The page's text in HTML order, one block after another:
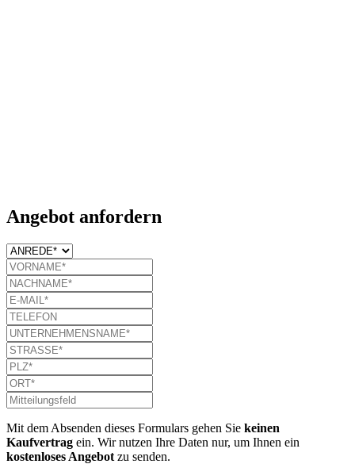
Angebot anfordern
Mit dem Absenden dieses Formulars gehen Sie keinen
Kaufvertrag ein. Wir nutzen Ihre Daten nur, um Ihnen ein
kostenloses Angebot zu senden.